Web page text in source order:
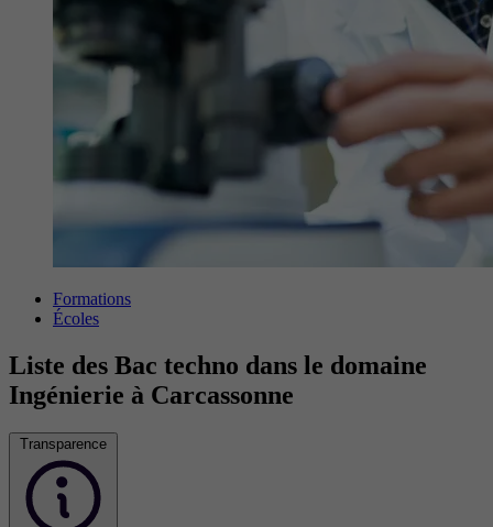
Formations
Écoles
Liste des Bac techno dans le domaine
Ingénierie à Carcassonne
Transparence